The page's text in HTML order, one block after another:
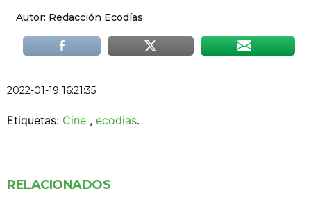
Autor: Redacción Ecodías
2022-01-19 16:21:35
Etiquetas: Cine , ecodias.
RELACIONADOS